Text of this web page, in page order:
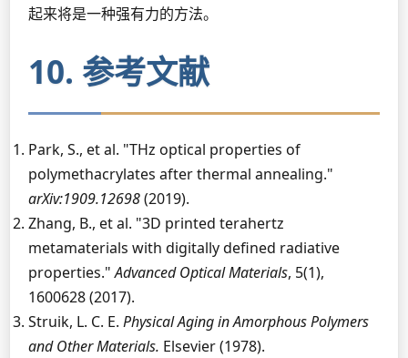
起来将是一种强有力的方法。
10. 参考文献
Park, S., et al. "THz optical properties of
polymethacrylates after thermal annealing."
arXiv:1909.12698(2019).
Zhang, B., et al. "3D printed terahertz
metamaterials with digitally defined radiative
properties."Advanced Optical Materials, 5(1),
1600628 (2017).
Struik, L. C. E. Physical Aging in Amorphous Polymers
and Other Materials. Elsevier (1978).